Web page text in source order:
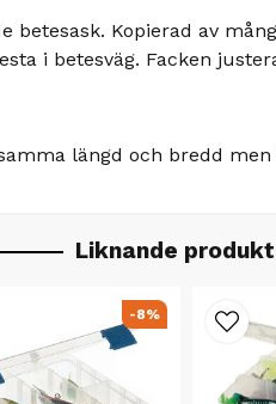
betesask. Kopierad av
i betesväg. Facken
längd och bredd
Liknande
-8%